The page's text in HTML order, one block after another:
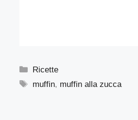
Categorie
Ricette
Tag
muffin, muffin alla zucca